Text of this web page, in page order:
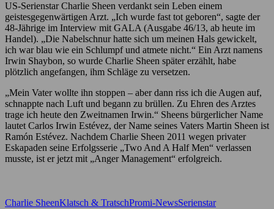
US-Serienstar Charlie Sheen verdankt sein Leben einem
geistesgegenwärtigen Arzt. „Ich wurde fast tot geboren“, sagte der
48-Jährige im Interview mit GALA (Ausgabe 46/13, ab heute im
Handel). „Die Nabelschnur hatte sich um meinen Hals gewickelt,
ich war blau wie ein Schlumpf und atmete nicht.“ Ein Arzt namens
Irwin Shaybon, so wurde Charlie Sheen später erzählt, habe
plötzlich angefangen, ihm Schläge zu versetzen.
„Mein Vater wollte ihn stoppen – aber dann riss ich die Augen auf,
schnappte nach Luft und begann zu brüllen. Zu Ehren des Arztes
trage ich heute den Zweitnamen Irwin.“ Sheens bürgerlicher Name
lautet Carlos Irwin Estévez, der Name seines Vaters Martin Sheen ist
Ramón Estévez. Nachdem Charlie Sheen 2011 wegen privater
Eskapaden seine Erfolgsserie „Two And A Half Men“ verlassen
musste, ist er jetzt mit „Anger Management“ erfolgreich.
Charlie SheenKlatsch & TratschPromi-NewsSerienstar